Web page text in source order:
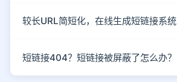
较长URL简短化，在线生成短链接系统
短链接404？短链接被屏蔽了怎么办？